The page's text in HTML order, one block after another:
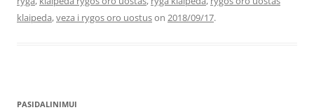
klaipeda,veza i rygos oro uostuson 2018/09/17.
PASIDALINIMUI